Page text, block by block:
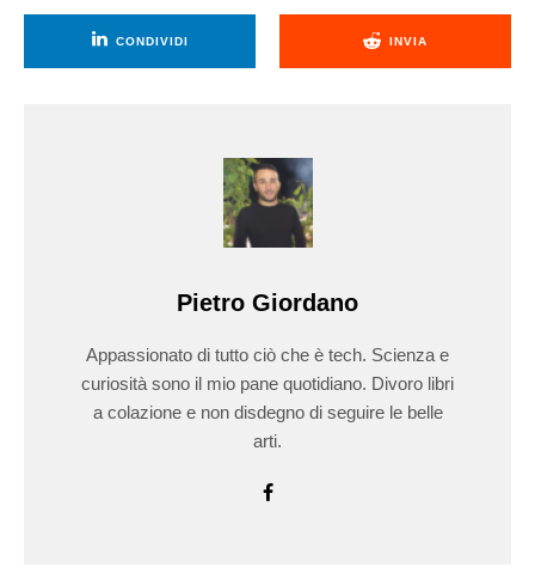
CONDIVIDI INVIA
Pietro Giordano
Appassionato di tutto ciò che è tech. Scienza e
curiosità sono il mio pane quotidiano. Divoro libri
a colazione e non disdegno di seguire le belle
arti.